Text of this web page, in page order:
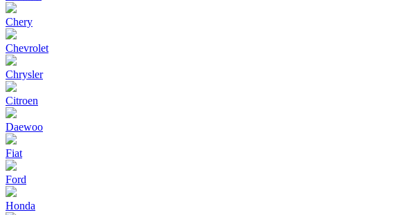
Chery
Chevrolet
Chrysler
Citroen
Daewoo
Fiat
Ford
Honda